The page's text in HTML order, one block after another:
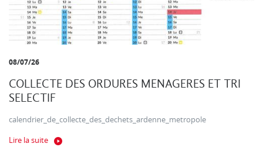
08/07/26
COLLECTE DES ORDURES MENAGERES ET TRI
SELECTIF
calendrier_de_collecte_des_dechets_ardenne_metropole
Lire la suite